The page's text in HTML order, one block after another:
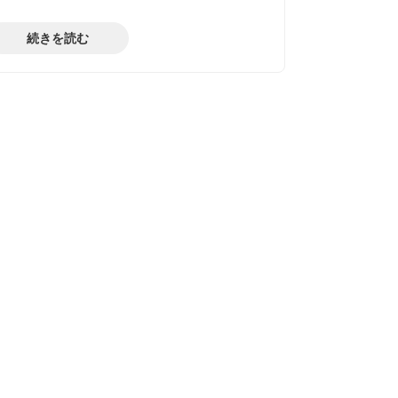
続きを読む